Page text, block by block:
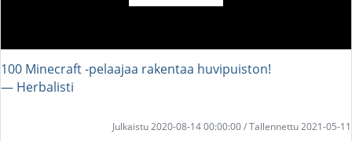
100 Minecraft -pelaajaa rakentaa huvipuiston!
― Herbalisti
Julkaistu 2020-08-14 00:00:00 / Tallennettu 2021-05-11